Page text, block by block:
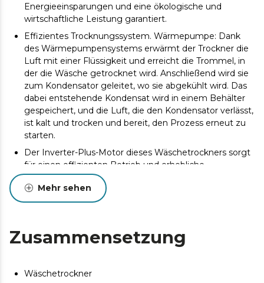
Energieeinsparungen und eine ökologische und
wirtschaftliche Leistung garantiert.
Effizientes Trocknungssystem. Wärmepumpe: Dank
des Wärmepumpensystems erwärmt der Trockner die
Luft mit einer Flüssigkeit und erreicht die Trommel, in
der die Wäsche getrocknet wird. Anschließend wird sie
zum Kondensator geleitet, wo sie abgekühlt wird. Das
dabei entstehende Kondensat wird in einem Behälter
gespeichert, und die Luft, die den Kondensator verlässt,
ist kalt und trocken und bereit, den Prozess erneut zu
starten.
Der Inverter-Plus-Motor dieses Wäschetrockners sorgt
für einen effizienten Betrieb und erhebliche
Energieeinsparungen, während er gleichzeitig die
Geräuschentwicklung während des Trocknungszyklus
reduziert und so für eine leisere und komfortablere
Volle Kontrolle mit nur einem Klick. Full Touch Control:
Programmieren Sie Ihren Wäschetrockner auf eine
Maßgeschneidertes Trocknen für jede Art von Stoff. 15
Mehr sehen
Zusammensetzung
Wäschetrockner